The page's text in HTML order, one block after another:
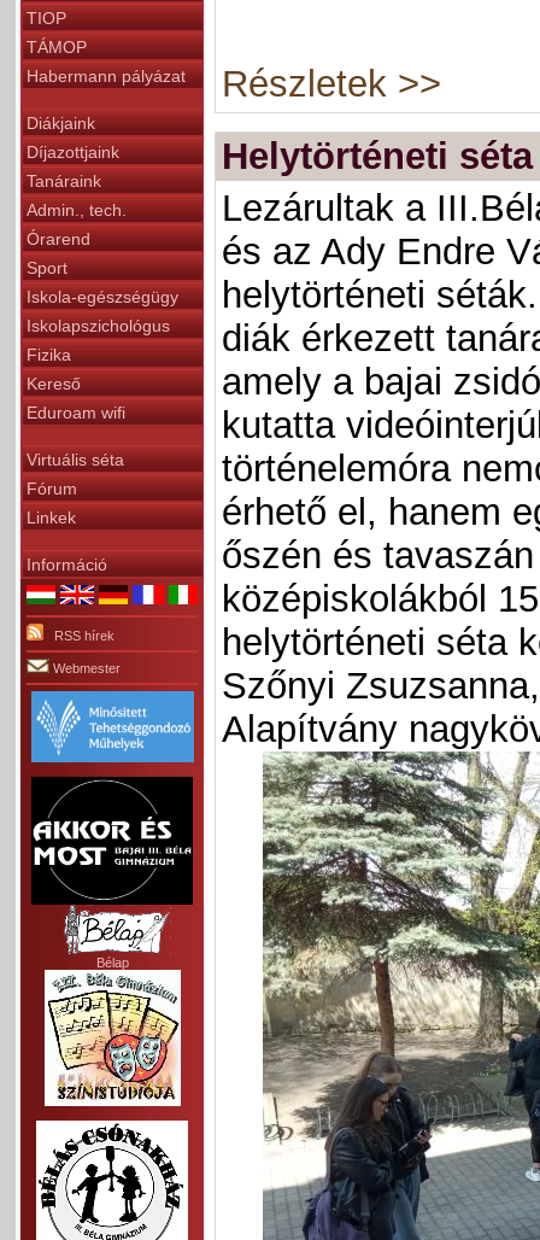
TIOP
TÁMOP
Habermann pályázat
Diákjaink
Díjazottjaink
Tanáraink
Admin., tech.
Órarend
Sport
Iskola-egészségügy
Iskolapszichológus
Fizika
Kereső
Eduroam wifi
Virtuális séta
Fórum
Linkek
Információ
RSS hírek
Webmester
Bélap
Részletek >>
Helytörténeti séta
Lezárultak a
és az Ady Endre
helytörténeti
diák érkezett
amely a bajai
kutatta
történelemóra
érhető el, hanem
őszén és
középiskolákból
helytörténeti séta
Szőnyi
Alapítvány